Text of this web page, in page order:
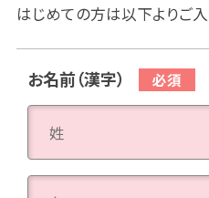
はじめての方は以下よりご入
お名前（漢字）